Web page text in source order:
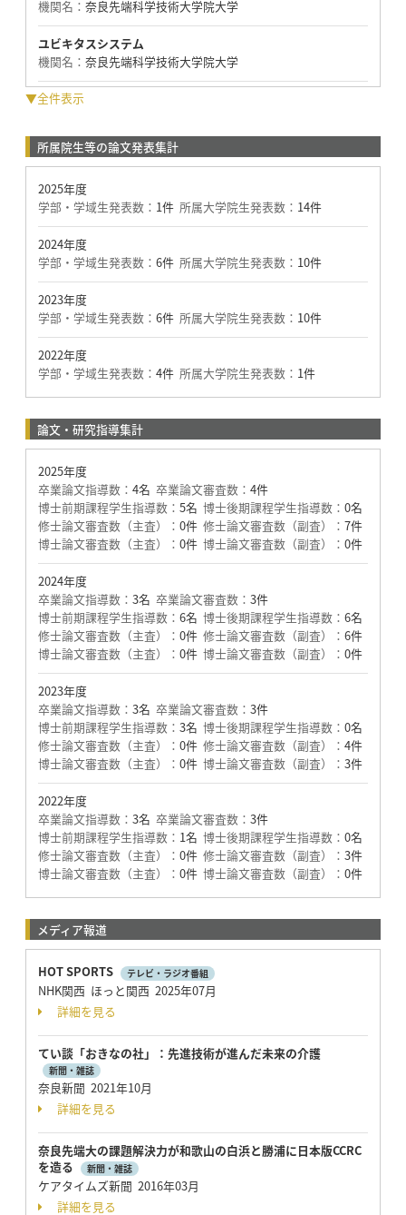
機関名： 奈良先端科学技術大学院大学
ユビキタスシステム
機関名： 奈良先端科学技術大学院大学
▼全件表示
所属院生等の論文発表集計
2025年度
学部・学域生発表数： 1件 所属大学院生発表数： 14件
2024年度
学部・学域生発表数： 6件 所属大学院生発表数： 10件
2023年度
学部・学域生発表数： 6件 所属大学院生発表数： 10件
2022年度
学部・学域生発表数： 4件 所属大学院生発表数： 1件
論文・研究指導集計
2025年度
卒業論文指導数： 4名 卒業論文審査数： 4件
博士前期課程学生指導数： 5名 博士後期課程学生指導数： 0名
修士論文審査数（主査）： 0件 修士論文審査数（副査）： 7件
博士論文審査数（主査）： 0件 博士論文審査数（副査）： 0件
2024年度
卒業論文指導数： 3名 卒業論文審査数： 3件
博士前期課程学生指導数： 6名 博士後期課程学生指導数： 6名
修士論文審査数（主査）： 0件 修士論文審査数（副査）： 6件
博士論文審査数（主査）： 0件 博士論文審査数（副査）： 0件
2023年度
卒業論文指導数： 3名 卒業論文審査数： 3件
博士前期課程学生指導数： 3名 博士後期課程学生指導数： 0名
修士論文審査数（主査）： 0件 修士論文審査数（副査）： 4件
博士論文審査数（主査）： 0件 博士論文審査数（副査）： 3件
2022年度
卒業論文指導数： 3名 卒業論文審査数： 3件
博士前期課程学生指導数： 1名 博士後期課程学生指導数： 0名
修士論文審査数（主査）： 0件 修士論文審査数（副査）： 3件
博士論文審査数（主査）： 0件 博士論文審査数（副査）： 0件
メディア報道
HOT SPORTS テレビ・ラジオ番組
NHK関西 ほっと関西 2025年07月
詳細を見る
てい談「おきなの社」：先進技術が進んだ未来の介護
新聞・雑誌
奈良新聞 2021年10月
詳細を見る
奈良先端大の課題解決力が和歌山の白浜と勝浦に日本版CCRC
を造る
新聞・雑誌
ケアタイムズ新聞 2016年03月
詳細を見る